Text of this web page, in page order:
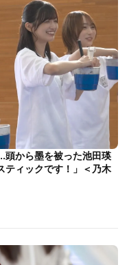
頭から墨を被った池田瑛
ティックです！」＜乃木